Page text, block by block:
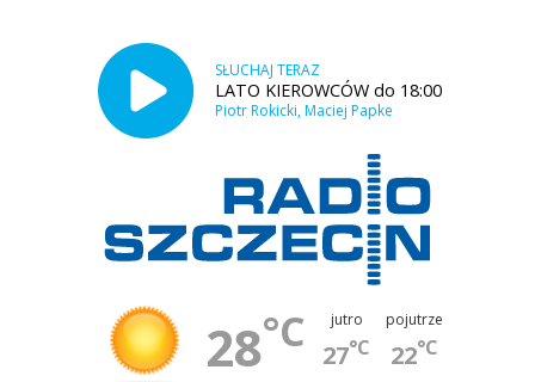
SŁUCHAJ TERAZ
LATO KIEROWCÓW do 18:00
Piotr Rokicki, Maciej Papke
28°C jutro
27°C
pojutrze
22°C